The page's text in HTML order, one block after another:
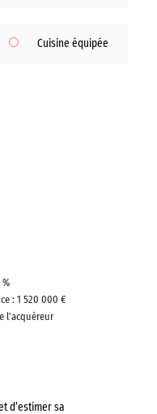
Cuisine équipée
%
: 1 520 000 €
l'acquéreur
d’estimer sa